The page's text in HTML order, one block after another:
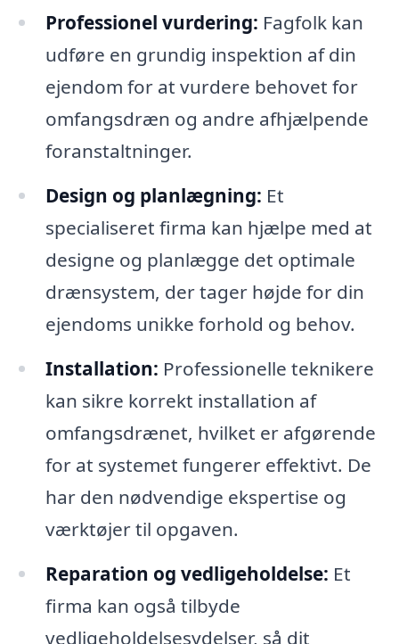
Professionel vurdering: Fagfolk kan
udføre en grundig inspektion af din
ejendom for at vurdere behovet for
omfangsdræn og andre afhjælpende
foranstaltninger.
Design og planlægning: Et
specialiseret firma kan hjælpe med at
designe og planlægge det optimale
drænsystem, der tager højde for din
ejendoms unikke forhold og behov.
Installation: Professionelle teknikere
kan sikre korrekt installation af
omfangsdrænet, hvilket er afgørende
for at systemet fungerer effektivt. De
har den nødvendige ekspertise og
værktøjer til opgaven.
Reparation og vedligeholdelse: Et
firma kan også tilbyde
vedligeholdelsesydelser, så dit